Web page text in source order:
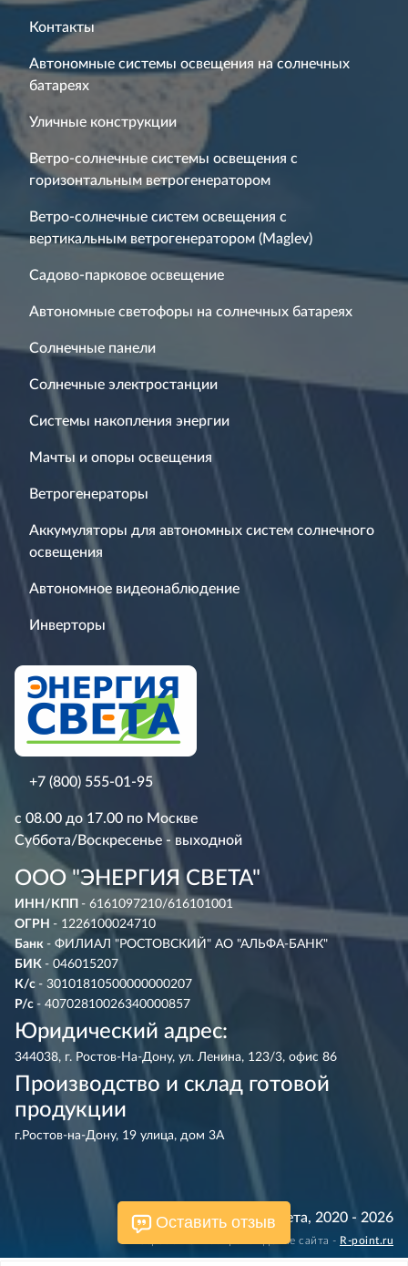
Оставить отзыв
Контакты
Автономные системы освещения на солнечных
батареях
Уличные конструкции
Ветро-солнечные системы освещения с
горизонтальным ветрогенератором
Ветро-солнечные систем освещения с
вертикальным ветрогенератором (Maglev)
Садово-парковое освещение
Автономные светофоры на солнечных батареях
Солнечные панели
Солнечные электростанции
Системы накопления энергии
Мачты и опоры освещения
Ветрогенераторы
Аккумуляторы для автономных систем солнечного
освещения
Автономное видеонаблюдение
Инверторы
+7 (800) 555-01-95
с 08.00 до 17.00 по Москве
Суббота/Воскресенье - выходной
ООО "ЭНЕРГИЯ СВЕТА"
ИНН/КПП - 6161097210/616101001
ОГРН - 1226100024710
Банк - ФИЛИАЛ "РОСТОВСКИЙ" АО "АЛЬФА-БАНК"
БИК - 046015207
К/с - 30101810500000000207
Р/с - 40702810026340000857
Юридический адрес:
344038, г. Ростов-На-Дону, ул. Ленина, 123/3, офис 86
Производство и склад готовой
продукции
г.Ростов-на-Дону, 19 улица, дом 3А
© Энергия Света, 2020 - 2026
Разработка и сопровождение сайта - R‑point.ru